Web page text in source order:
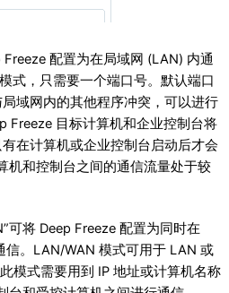
配置为在局域网 (LAN) 内通
式，只需要一个端口号。默认端口
域网内的其他程序冲突，可以进行
Freeze 目标计算机和企业控制台将
在计算机或企业控制台启动后才会
机和控制台之间的通信流量处于较
可将 Deep Freeze 配置为同时在
信。LAN/WAN 模式可用于 LAN 或
模式需要用到 IP 地址或计算机名称